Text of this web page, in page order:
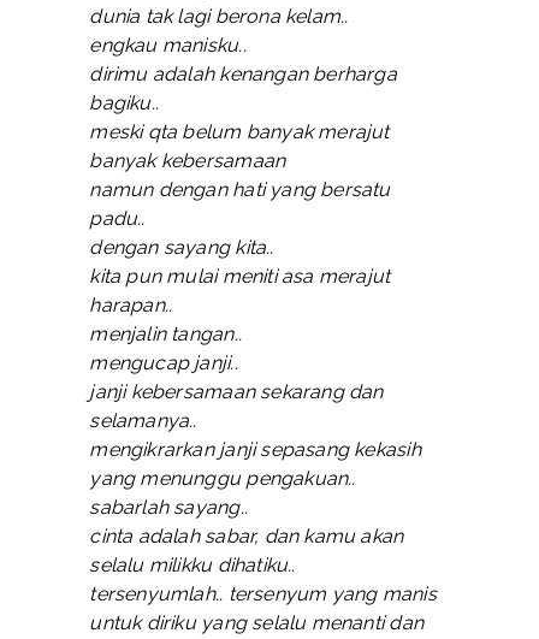
dunia tak lagi berona kelam..
engkau manisku..
dirimu adalah kenangan berharga
bagiku..
meski qta belum banyak merajut
banyak kebersamaan
namun dengan hati yang bersatu
padu..
dengan sayang kita..
kita pun mulai meniti asa merajut
harapan..
menjalin tangan..
mengucap janji..
janji kebersamaan sekarang dan
selamanya..
mengikrarkan janji sepasang kekasih
yang menunggu pengakuan..
sabarlah sayang..
cinta adalah sabar, dan kamu akan
selalu milikku dihatiku..
tersenyumlah.. tersenyum yang manis
untuk diriku yang selalu menanti dan